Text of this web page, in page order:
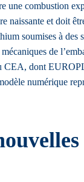
une combustion
naissante et doit
soumises à
de
CEA, dont
numérique